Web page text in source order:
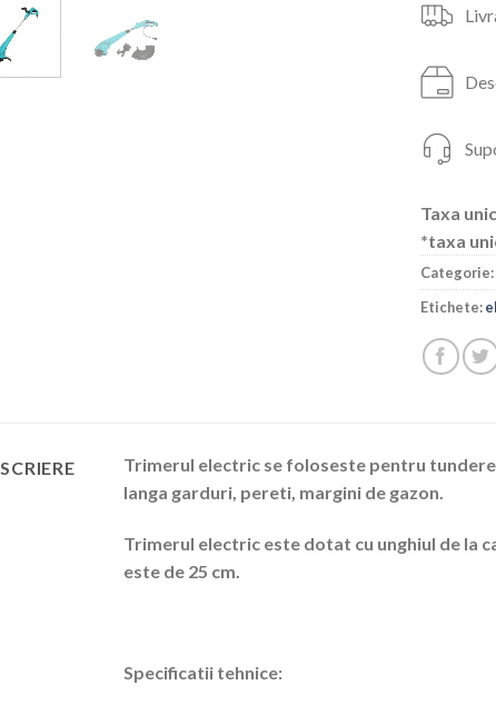
Taxa
*taxa
Categorie:
Etichete:
Trimerul electric se foloseste pentru
langa garduri, pereti, margini de gazon.
Trimerul electric este dotat cu unghiul de la
este de 25 cm.
Specificatii tehnice: